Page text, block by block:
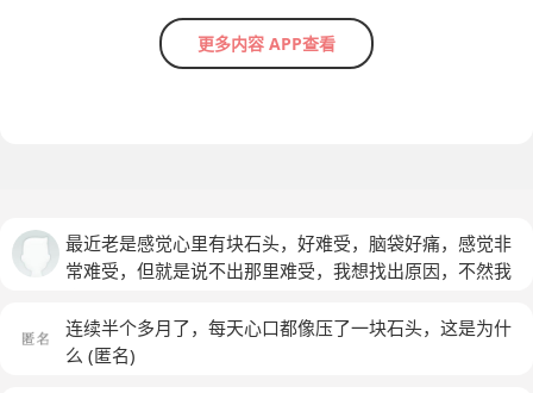
更多内容 APP查看
最近老是感觉心里有块石头，好难受，脑袋好痛，感觉非
常难受，但就是说不出那里难受，我想找出原因，不然我
连续半个多月了，每天心口都像压了一块石头，这是为什
么 (匿名)